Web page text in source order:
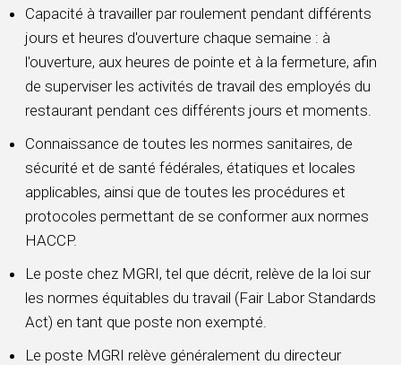
Capacité à travailler par roulement pendant différents
jours et heures d'ouverture chaque semaine : à
l'ouverture, aux heures de pointe et à la fermeture, afin
de superviser les activités de travail des employés du
restaurant pendant ces différents jours et moments.
Connaissance de toutes les normes sanitaires, de
sécurité et de santé fédérales, étatiques et locales
applicables, ainsi que de toutes les procédures et
protocoles permettant de se conformer aux normes
HACCP.
Le poste chez MGRI, tel que décrit, relève de la loi sur
les normes équitables du travail (Fair Labor Standards
Act) en tant que poste non exempté.
Le poste MGRI relève généralement du directeur